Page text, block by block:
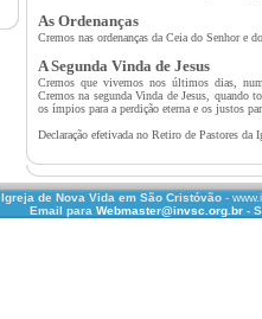
As Ordenanças
Cremos nas ordenanças da Ceia do Senhor e
A Segunda Vinda de Jesus
Cremos que vivemos nos últimos dias,
Cremos na segunda Vinda de Jesus, quando
os ímpios para a perdição eterna e os justos
Declaração efetivada no Retiro de Pastores
Igreja de Nova Vida em São Cristóvão-
Email para Webmaster@invsc.org.br-